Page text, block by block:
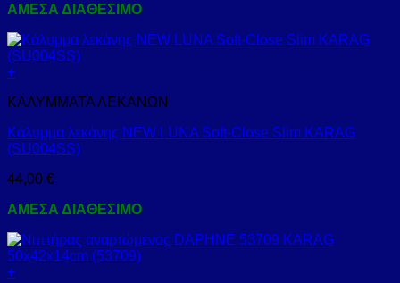
ΑΜΕΣΑ ΔΙΑΘΕΣΙΜΟ
+
ΚΑΛΥΜΜΑΤΑ ΛΕΚΑΝΩΝ
Κάλυμμα λεκάνης NEW LUNA Soft-Close Slim KARAG
(SU004SS)
44,00 €
ΑΜΕΣΑ ΔΙΑΘΕΣΙΜΟ
+